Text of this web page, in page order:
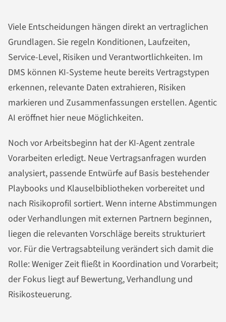
Viele Entscheidungen hängen direkt an vertraglichen
Grundlagen. Sie regeln Konditionen, Laufzeiten,
Service-Level, Risiken und Verantwortlichkeiten. Im
DMS können KI-Systeme heute bereits Vertragstypen
erkennen, relevante Daten extrahieren, Risiken
markieren und Zusammenfassungen erstellen. Agentic
AI eröffnet hier neue Möglichkeiten.
Noch vor Arbeitsbeginn hat der KI-Agent zentrale
Vorarbeiten erledigt. Neue Vertragsanfragen wurden
analysiert, passende Entwürfe auf Basis bestehender
Playbooks und Klauselbibliotheken vorbereitet und
nach Risikoprofil sortiert. Wenn interne Abstimmungen
oder Verhandlungen mit externen Partnern beginnen,
liegen die relevanten Vorschläge bereits strukturiert
vor. Für die Vertragsabteilung verändert sich damit die
Rolle: Weniger Zeit fließt in Koordination und Vorarbeit;
der Fokus liegt auf Bewertung, Verhandlung und
Risikosteuerung.